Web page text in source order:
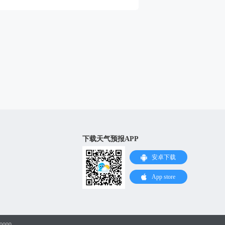
下载天气预报APP
安卓下载
App store